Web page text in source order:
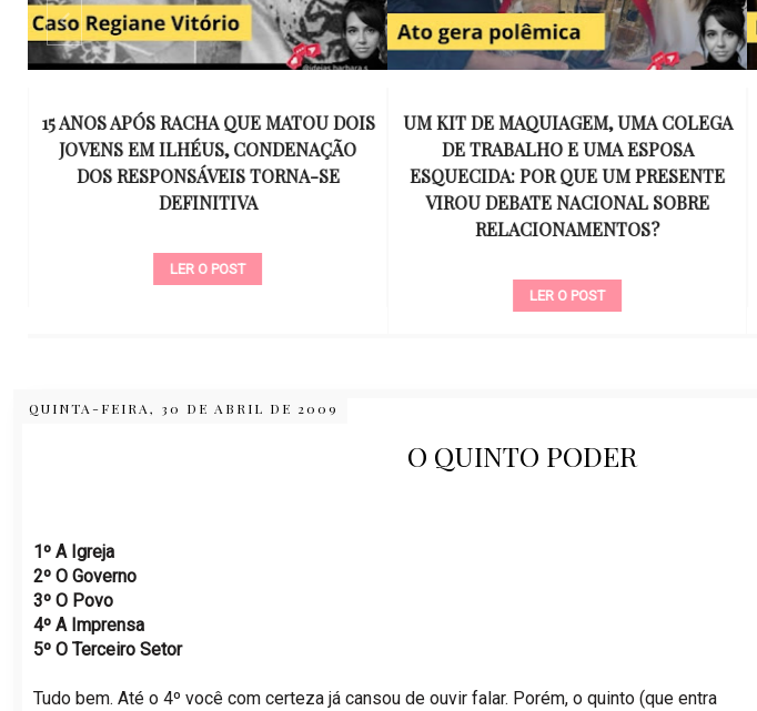
15 ANOS APÓS RACHA QUE MATOU DOIS
JOVENS EM ILHÉUS, CONDENAÇÃO
DOS RESPONSÁVEIS TORNA-SE
DEFINITIVA
LER O POST
UM KIT DE MAQUIAGEM, UMA COLEGA
DE TRABALHO E UMA ESPOSA
ESQUECIDA: POR QUE UM PRESENTE
VIROU DEBATE NACIONAL SOBRE
RELACIONAMENTOS?
LER O POST
QUINTA-FEIRA, 30 DE ABRIL DE 2009
O QUINTO PODER
1º A Igreja
2º O Governo
3º O Povo
4º A Imprensa
5º O Terceiro Setor
Tudo bem. Até o 4º você com certeza já cansou de ouvir falar. Porém, o quinto (que entra